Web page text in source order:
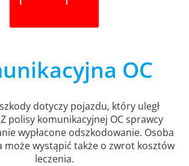
OC
dotyczy pojazdu, który uległ
polisy komunikacyjnej OC sprawcy
wypłacone odszkodowanie. Osoba
może wystąpić także o zwrot kosztów
leczenia.